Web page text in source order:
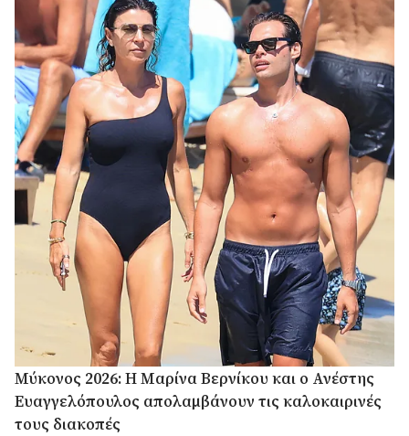
Μύκονος 2026: Η Μαρίνα Βερνίκου και ο Ανέστης
Ευαγγελόπουλος απολαμβάνουν τις καλοκαιρινές
τους διακοπές